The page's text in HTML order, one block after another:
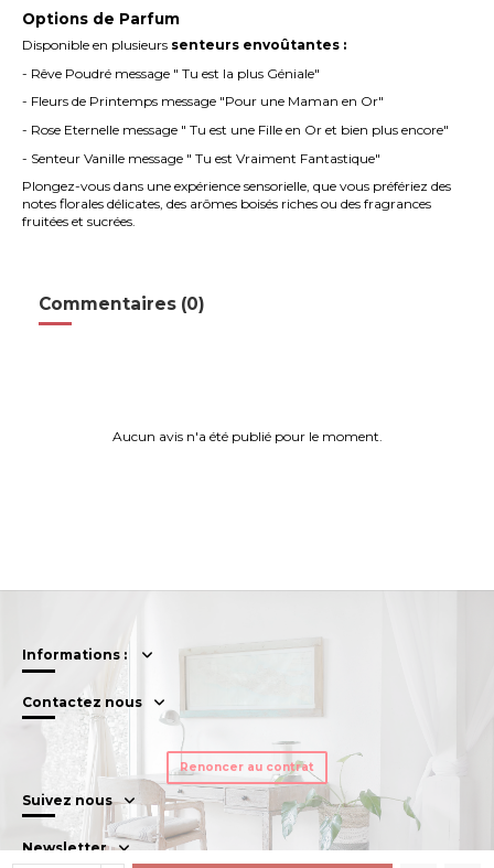
Options de Parfum
Disponible en plusieurs senteurs envoûtantes :
- Rêve Poudré message " Tu est la plus Géniale"
- Fleurs de Printemps message "Pour une Maman en Or"
- Rose Eternelle message " Tu est une Fille en Or et bien plus encore"
- Senteur Vanille message " Tu est Vraiment Fantastique"
Plongez-vous dans une expérience sensorielle, que vous préfériez des
notes florales délicates, des arômes boisés riches ou des fragrances
fruitées et sucrées.
Commentaires (0)
Aucun avis n'a été publié pour le moment.
Informations :
Contactez nous
Renoncer au contrat
Suivez nous
Newsletter